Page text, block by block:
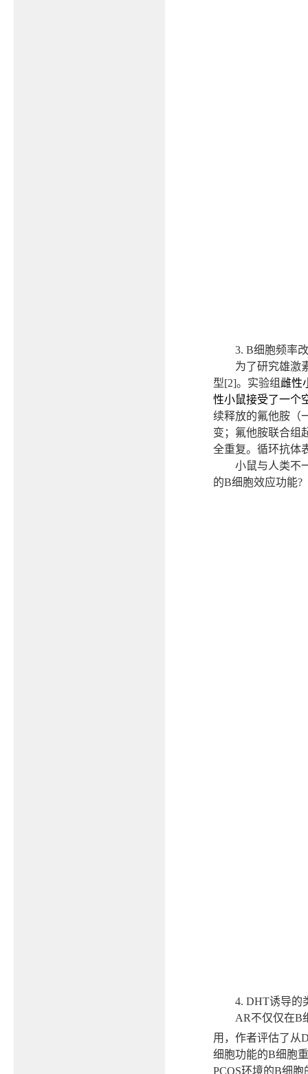
3. B细胞频率
为了研究雄激
型[2]。实验组 雌性
性小鼠接受了一个
续释放的氟他胺（
变；氟他胺联合组
全重复。循环抗体
小鼠与人类不
的B细胞效应功能?
4. DHT诱导的
AR不仅仅在B
用，作者评估了从
细胞功能的B细胞
PCOS环境的B细胞